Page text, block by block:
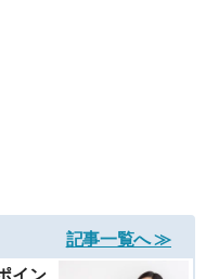
記事一覧へ ≫